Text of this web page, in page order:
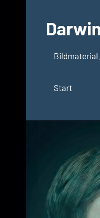
springen
Bildmaterial
Start